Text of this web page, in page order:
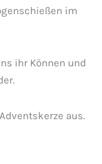
im
ihr Können und
aus.